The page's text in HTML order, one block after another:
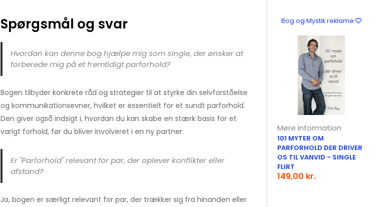
Spørgsmål og svar
Hvordan kan denne bog hjælpe mig som single, der ønsker at
forberede mig på et fremtidigt parforhold?
Bogen tilbyder konkrete råd og strategier til at styrke din selvforståelse
og kommunikationsevner, hvilket er essentielt for et sundt parforhold.
Den giver også indsigt i, hvordan du kan skabe en stærk basis for et
varigt forhold, før du bliver involveret i en ny partner.
Er "Parforhold" relevant for par, der oplever konflikter eller
afstand?
Ja, bogen er særligt relevant for par, der trækker sig fra hinanden eller
Bog og Mystik reklame
Mere information
101 MYTER OM
PARFORHOLD DER DRIVER
OS TIL VANVID - SINGLE
FLIRT
149,00 kr.